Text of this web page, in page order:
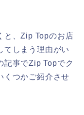
と、Zip Topのお店
てしまう理由がい
記事でZip Topでク
くつかご紹介させ